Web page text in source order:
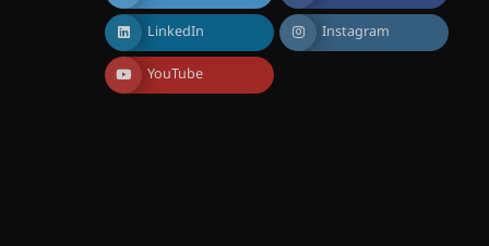
സർഗ്ഗസാഹിതി-
കവിതാസംഗമം 2026 കവിതാ
ചർച്ച കാട്ടൂർ, ടി. കെ. ബാലൻ
ഹാളിൽ 16ന്
LinkedIn Instagram
YouTube